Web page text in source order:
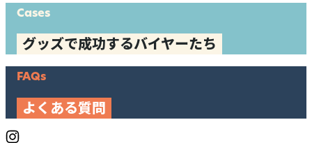
Cases
グッズで成功するバイヤーたち
FAQs
よくある質問